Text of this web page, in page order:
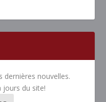
dernières nouvelles.
jours du site!